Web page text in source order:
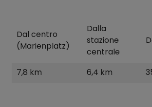
Dal centro
(Marienplatz)
Dalla
stazione
centrale
7,8 km 6,4 km